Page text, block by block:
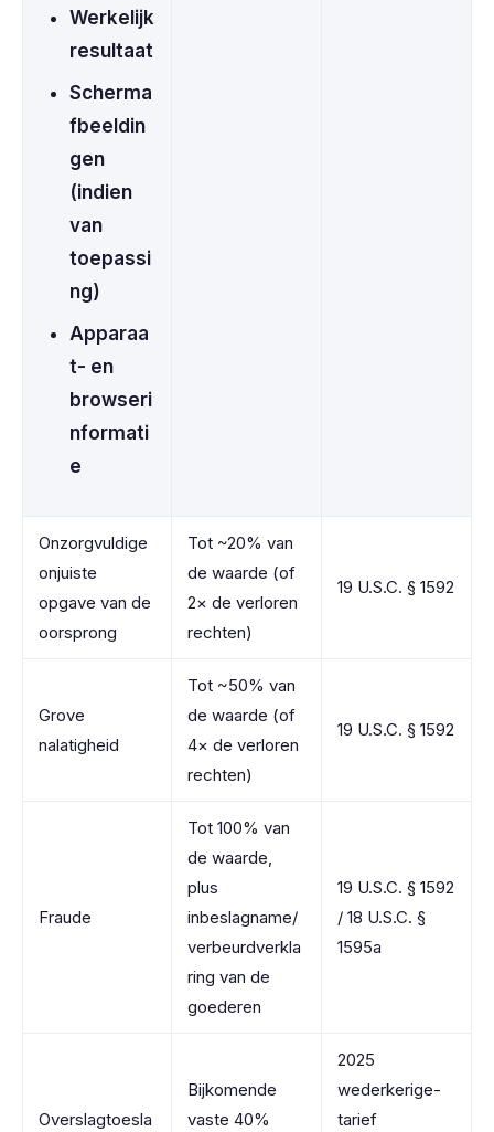
Werkelijk
resultaat
Scherma
fbeeldin
gen
(indien
van
toepassi
ng)
Apparaa
t- en
browseri
nformati
e
Onzorgvuldige
onjuiste
opgave van de
oorsprong
Tot ~20% van
de waarde (of
2× de verloren
rechten)
19 U.S.C. § 1592
Grove
nalatigheid
Tot ~50% van
de waarde (of
4× de verloren
rechten)
19 U.S.C. § 1592
Fraude
Tot 100% van
de waarde,
plus
inbeslagname/
verbeurdverkla
ring van de
goederen
19 U.S.C. § 1592
/ 18 U.S.C. §
1595a
Overslagtoesla
Bijkomende
vaste 40%
2025
wederkerige-
tarief